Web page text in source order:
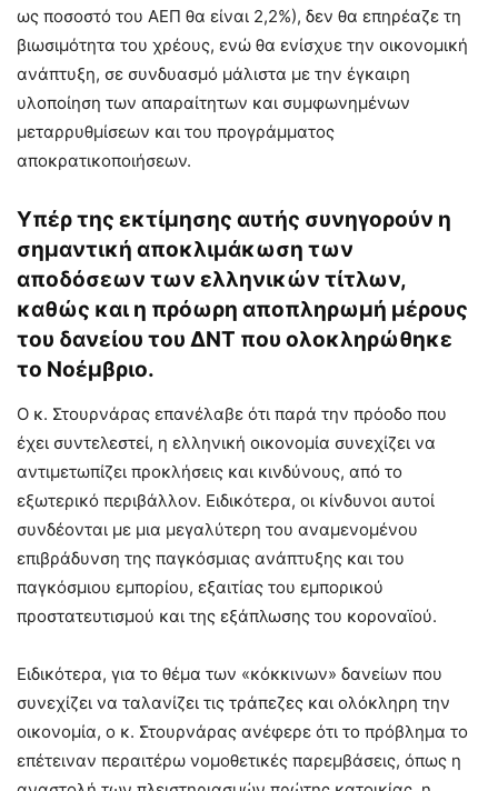
ως ποσοστό του ΑΕΠ θα είναι 2,2%), δεν θα επηρέαζε τη
βιωσιμότητα του χρέους, ενώ θα ενίσχυε την οικονομική
ανάπτυξη, σε συνδυασμό μάλιστα με την έγκαιρη
υλοποίηση των απαραίτητων και συμφωνημένων
μεταρρυθμίσεων και του προγράμματος
αποκρατικοποιήσεων.
Υπέρ της εκτίμησης αυτής συνηγορούν η
σημαντική αποκλιμάκωση των
αποδόσεων των ελληνικών τίτλων,
καθώς και η πρόωρη αποπληρωμή μέρους
του δανείου του ΔΝΤ που ολοκληρώθηκε
το Νοέμβριο.
Ο κ. Στουρνάρας επανέλαβε ότι παρά την πρόοδο που
έχει συντελεστεί, η ελληνική οικονομία συνεχίζει να
αντιμετωπίζει προκλήσεις και κινδύνους, από το
εξωτερικό περιβάλλον. Ειδικότερα, οι κίνδυνοι αυτοί
συνδέονται με μια μεγαλύτερη του αναμενομένου
επιβράδυνση της παγκόσμιας ανάπτυξης και του
παγκόσμιου εμπορίου, εξαιτίας του εμπορικού
προστατευτισμού και της εξάπλωσης του κοροναϊού.
Ειδικότερα, για το θέμα των «κόκκινων» δανείων που
συνεχίζει να ταλανίζει τις τράπεζες και ολόκληρη την
οικονομία, ο κ. Στουρνάρας ανέφερε ότι το πρόβλημα το
επέτειναν περαιτέρω νομοθετικές παρεμβάσεις, όπως η